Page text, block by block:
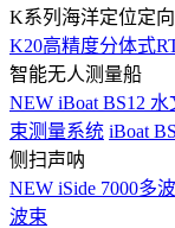
K系列海洋定位定
K20高精度分体式
智能无人测量船
NEW iBoat BS12
束测量系统 iBoat
侧扫声呐
NEW iSide 7000多
波束